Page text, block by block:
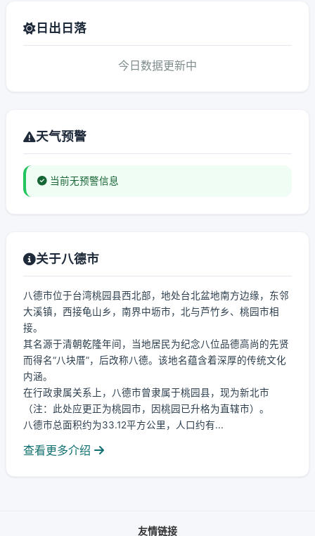
日出日落
今日数据更新中
天气预警
当前无预警信息
关于八德市
八德市位于台湾桃园县西北部，地处台北盆地南方边缘，东邻
大溪镇，西接龟山乡，南界中坜市，北与芦竹乡、桃园市相
接。
其名源于清朝乾隆年间，当地居民为纪念八位品德高尚的先贤
而得名“八块厝”，后改称八德。该地名蕴含着深厚的传统文化
内涵。
在行政隶属关系上，八德市曾隶属于桃园县，现为新北市
（注：此处应更正为桃园市，因桃园已升格为直辖市）。
八德市总面积约为33.12平方公里，人口约有...
查看更多介绍
友情链接